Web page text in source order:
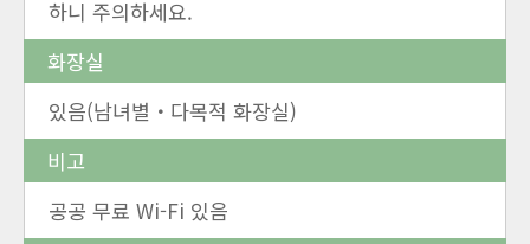
하니 주의하세요.
화장실
있음(남녀별・다목적 화장실)
비고
공공 무료 Wi-Fi 있음